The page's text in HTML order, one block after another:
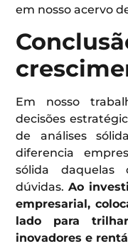
em nosso acervo
Em nosso
decisões
de análises
diferencia
sólida daquelas
dúvidas.Ao
empresarial,
lado para
inovadores e